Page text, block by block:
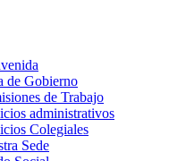
de Gobierno
de Trabajo
administrativos
Colegiales
Sede